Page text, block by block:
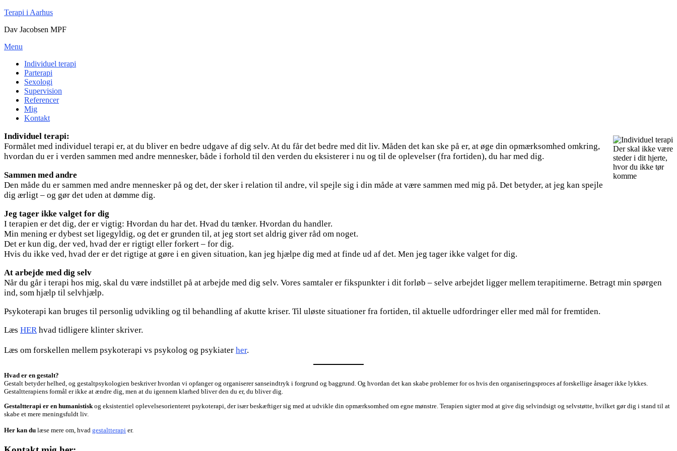
Spring
indhold
Terapi i Aarhus
Dav Jacobsen MPF
Menu
Individuel terapi
Parterapi
Sexologi
Supervision
Referencer
Mig
Kontakt
Der skal ikke være
steder i dit hjerte,
hvor du ikke tør
komme
Individuel terapi:
Formålet med individuel terapi er, at du bliver en bedre udgave af dig selv. At du får det bedre med dit liv. Måden det kan ske på er, at øge din opmærksomhed omkring,
hvordan du er i verden sammen med andre mennesker, både i forhold til den verden du eksisterer i nu og til de oplevelser (fra fortiden), du har med dig.
Sammen med andre
Den måde du er sammen med andre mennesker på og det, der sker i relation til andre, vil spejle sig i din måde at være sammen med mig på. Det betyder, at jeg kan spejle
dig ærligt – og gør det uden at dømme dig.
Jeg tager ikke valget for dig
I terapien er det dig, der er vigtig: Hvordan du har det. Hvad du tænker. Hvordan du handler.
Min mening er dybest set ligegyldig, og det er grunden til, at jeg stort set aldrig giver råd om noget.
Det er kun dig, der ved, hvad der er rigtigt eller forkert – for dig.
Hvis du ikke ved, hvad der er det rigtige at gøre i en given situation, kan jeg hjælpe dig med at finde ud af det. Men jeg tager ikke valget for dig.
At arbejde med dig selv
Når du går i terapi hos mig, skal du være indstillet på at arbejde med dig selv. Vores samtaler er fikspunkter i dit forløb – selve arbejdet ligger mellem terapitimerne. Betragt min spørgen
ind, som hjælp til selvhjælp.
Psykoterapi kan bruges til personlig udvikling og til behandling af akutte kriser. Til uløste situationer fra fortiden, til aktuelle udfordringer eller med mål for fremtiden.
Læs HERhvad tidligere klinter skriver.
Læs om forskellen mellem psykoterapi vs psykolog og psykiater her.
Hvad er en gestalt?
Gestalt betyder helhed, og gestaltpsykologien beskriver hvordan vi opfanger og organiserer sanseindtryk i forgrund og baggrund. Og hvordan det kan skabe problemer for os hvis den organiseringsproces af forskellige årsager ikke lykkes.
Gestaltterapiens formål er ikke at ændre dig, men at du igennem klarhed bliver den du er, du bliver dig.
Gestaltterapi er en humanistiskog eksistentiel oplevelsesorienteret psykoterapi, der især beskæftiger sig med at udvikle din opmærksomhed om egne mønstre. Terapien sigter mod at give dig selvindsigt og selvstøtte, hvilket gør dig i stand til at
skabe et mere meningsfuldt liv.
Her kan du læse mere om, hvad gestaltterapi er.